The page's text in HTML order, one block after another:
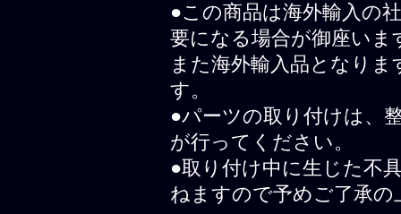
●この商品は海外輸入の
要になる場合が御座いま
また海外輸入品となり
す。
●パーツの取り付けは、
が行ってください。
●取り付け中に生じた不
ねますので予めご了承